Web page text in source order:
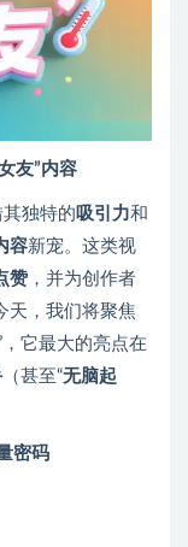
友”内容
其独特的 吸引力和
容新宠。这类视
赞 ，并为创作者
天，我们将聚焦
，它最大的亮点在
（甚至“无脑起
密码